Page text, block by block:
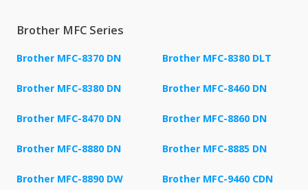
Brother MFC Series
Brother MFC-8370 DN Brother MFC-8380 DLT
Brother MFC-8380 DN Brother MFC-8460 DN
Brother MFC-8470 DN Brother MFC-8860 DN
Brother MFC-8880 DN Brother MFC-8885 DN
Brother MFC-8890 DW Brother MFC-9460 CDN